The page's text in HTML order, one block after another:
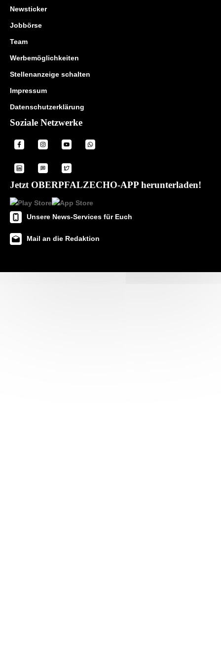
Newsticker
Jobbörse
Team
Werbemöglichkeiten
Stellenanzeige schalten
Impressum
Datenschutzerklärung
Soziale Netzwerke
Jetzt OBERPFALZECHO-APP herunterladen!
Unsere News-Services für Euch
Mail an die Redaktion